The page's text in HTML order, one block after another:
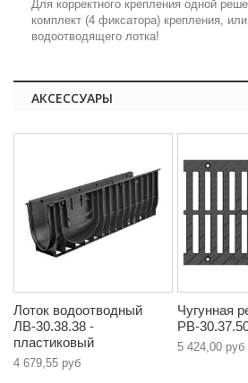
Для корректного крепления одной
комплект (4 фиксатора) крепления,
водоотводящего лотка!
АКСЕССУАРЫ
Лоток водоотводный
ЛВ-30.38.38 -
пластиковый
4 679,55 руб
Чугунная
РВ-
5 424,00 руб